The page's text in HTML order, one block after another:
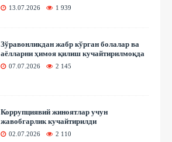
13.07.2026 1 939
Зўравонликдан жабр кўрган болалар ва
аёлларни ҳимоя қилиш кучайтирилмоқда
07.07.2026 2 145
Коррупциявий жиноятлар учун
жавобгарлик кучайтирилди
02.07.2026 2 110